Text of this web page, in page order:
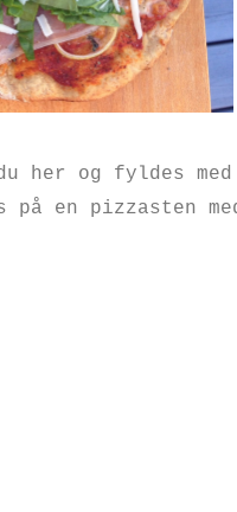
her
og fyldes
på en pizzasten